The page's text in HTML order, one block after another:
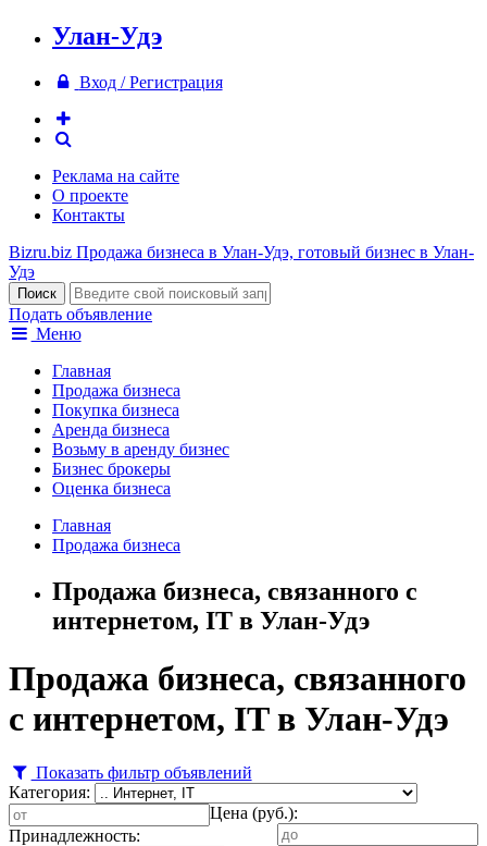
Улан-Удэ
Вход / Регистрация
Реклама на сайте
О проекте
Контакты
Bizru.biz Продажа бизнеса в Улан-Удэ, готовый бизнес в Улан-
Удэ
Подать объявление
Меню
Главная
Продажа бизнеса
Покупка бизнеса
Аренда бизнеса
Возьму в аренду бизнес
Бизнес брокеры
Оценка бизнеса
Главная
Продажа бизнеса
Продажа бизнеса, связанного с
интернетом, IT в Улан-Удэ
Продажа бизнеса, связанного
с интернетом, IT в Улан-Удэ
Показать фильтр объявлений
Категория:
Цена (руб.):
Принадлежность: